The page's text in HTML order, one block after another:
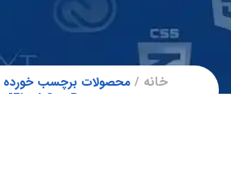
خانه
محصولات برچسب خورده
Final Cut Pro”